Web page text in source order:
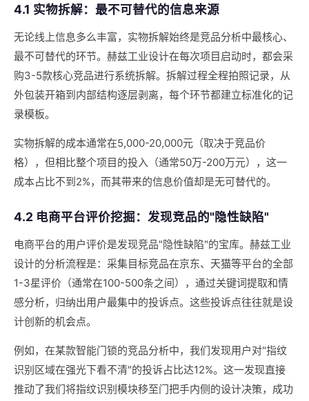
4.1 实物拆解：最不可替代的信息来源
无论线上信息多么丰富，实物拆解始终是竞品分析中最核心、
最不可替代的环节。赫兹工业设计在每次项目启动时，都会采
购3-5款核心竞品进行系统拆解。拆解过程全程拍照记录，从
外包装开箱到内部结构逐层剥离，每个环节都建立标准化的记
录模板。
实物拆解的成本通常在5,000-20,000元（取决于竞品价
格），但相比整个项目的投入（通常50万-200万元），这一
成本占比不到2%，而其带来的信息价值却是无可替代的。
4.2 电商平台评价挖掘：发现竞品的"隐性缺陷"
电商平台的用户评价是发现竞品"隐性缺陷"的宝库。赫兹工业
设计的分析流程是：采集目标竞品在京东、天猫等平台的全部
1-3星评价（通常在100-500条之间），通过关键词提取和情
感分析，归纳出用户最集中的投诉点。这些投诉点往往就是设
计创新的机会点。
例如，在某款智能门锁的竞品分析中，我们发现用户对"指纹
识别区域在强光下看不清"的投诉占比达12%。这一发现直接
推动了我们将指纹识别模块移至门把手内侧的设计决策，成功